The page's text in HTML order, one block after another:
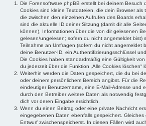
Die Forensoftware phpBB erstellt bei deinem Besuch
Cookies sind kleine Textdateien, die dein Browser als
die zwischen den einzelnen Aufrufen des Boards
sind die aktuelle ID deiner Sitzung (damit dir alle
können), Informationen über die von dir gelesenen
gelesen/ungelesen; sofern du nicht angemeldet bist)
Teilnahme an Umfragen (sofern du nicht angemeldet
deine Benutzer-ID, ein Authentifizierungsschlüssel
Die Cookies haben standardmäßig eine Gültigkeit
du jederzeit über die Funktion „Alle Cookies löschen“
Weiterhin werden die Daten gespeichert, die du bei
oder deinem persönlichem Bereich angibst. Für die
eindeutiger Benutzername, eine E-Mail-Adresse und
durch den Betreiber weitere Daten als notwendig
dich vor deren Eingabe ersichtlich.
Wenn du einen Beitrag oder eine private Nachricht
eingegebenen Daten ebenfalls gespeichert.
Entwurf zwischenspeicherst. In diesen Fällen wird